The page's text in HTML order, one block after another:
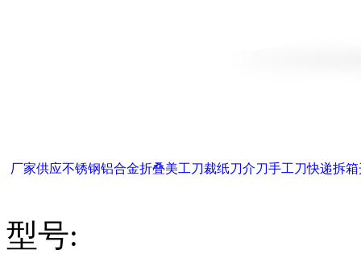
厂家供应不锈钢铝合金折叠美工刀裁纸刀介刀手工刀快递拆
型号: